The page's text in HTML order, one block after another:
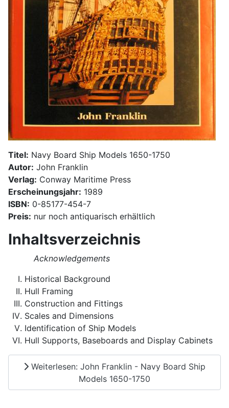
Titel: Navy Board Ship Models 1650-1750
Autor: John Franklin
Verlag: Conway Maritime Press
Erscheinungsjahr: 1989
ISBN: 0-85177-454-7
Preis: nur noch antiquarisch erhältlich
Inhaltsverzeichnis
Acknowledgements
Historical Background
Hull Framing
Construction and Fittings
Scales and Dimensions
Identification of Ship Models
Hull Supports, Baseboards and Display Cabinets
Weiterlesen: John Franklin - Navy Board Ship
Models 1650-1750